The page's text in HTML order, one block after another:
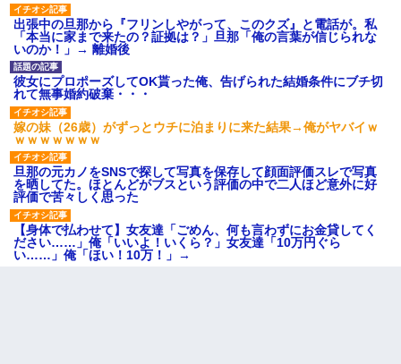
出張中の旦那から『フリンしやがって、このクズ』と電話が。私
「本当に家まで来たの？証拠は？」旦那「俺の言葉が信じられな
いのか！」→ 離婚後
彼女にプロポーズしてOK貰った俺、告げられた結婚条件にブチ切
れて無事婚約破棄・・・
嫁の妹（26歳）がずっとウチに泊まりに来た結果→俺がヤバイｗ
ｗｗｗｗｗｗｗ
旦那の元カノをSNSで探して写真を保存して顔面評価スレで写真
を晒してた。ほとんどがブスという評価の中で二人ほど意外に好
評価で苦々しく思った
【身体で払わせて】女友達「ごめん、何も言わずにお金貸してく
ださい……」俺「いいよ！いくら？」女友達「10万円ぐら
い……」俺「ほい！10万！」→